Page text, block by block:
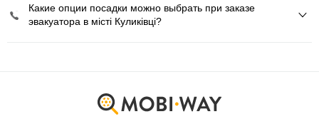
Какие опции посадки можно выбрать при заказе
эвакуатора в місті Куликівці?